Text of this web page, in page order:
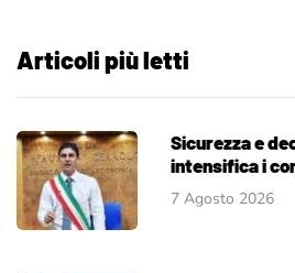
Articoli più letti
Sicurezza e
intensifica i
7 Agosto 2026